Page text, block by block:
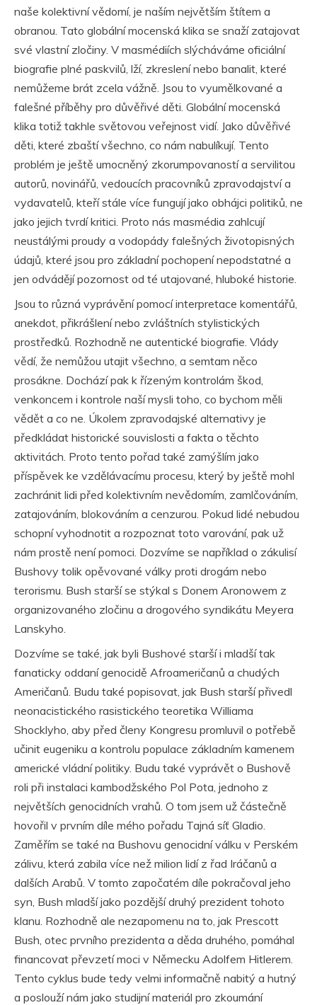
naše kolektivní vědomí, je naším největším štítem a
obranou. Tato globální mocenská klika se snaží zatajovat
své vlastní zločiny. V masmédiích slýcháváme oficiální
biografie plné paskvilů, lží, zkreslení nebo banalit, které
nemůžeme brát zcela vážně. Jsou to vyumělkované a
falešné příběhy pro důvěřivé děti. Globální mocenská
klika totiž takhle světovou veřejnost vidí. Jako důvěřivé
děti, které zbaští všechno, co nám nabulíkují. Tento
problém je ještě umocněný zkorumpovaností a servilitou
autorů, novinářů, vedoucích pracovníků zpravodajství a
vydavatelů, kteří stále více fungují jako obhájci politiků, ne
jako jejich tvrdí kritici. Proto nás masmédia zahlcují
neustálými proudy a vodopády falešných životopisných
údajů, které jsou pro základní pochopení nepodstatné a
jen odvádějí pozornost od té utajované, hluboké historie.
Jsou to různá vyprávění pomocí interpretace komentářů,
anekdot, přikrášlení nebo zvláštních stylistických
prostředků. Rozhodně ne autentické biografie. Vlády
vědí, že nemůžou utajit všechno, a semtam něco
prosákne. Dochází pak k řízeným kontrolám škod,
venkoncem i kontrole naší mysli toho, co bychom měli
vědět a co ne. Úkolem zpravodajské alternativy je
předkládat historické souvislosti a fakta o těchto
aktivitách. Proto tento pořad také zamýšlím jako
příspěvek ke vzdělávacímu procesu, který by ještě mohl
zachránit lidi před kolektivním nevědomím, zamlčováním,
zatajováním, blokováním a cenzurou. Pokud lidé nebudou
schopní vyhodnotit a rozpoznat toto varování, pak už
nám prostě není pomoci. Dozvíme se například o zákulisí
Bushovy tolik opěvované války proti drogám nebo
terorismu. Bush starší se stýkal s Donem Aronowem z
organizovaného zločinu a drogového syndikátu Meyera
Lanskyho.
Dozvíme se také, jak byli Bushové starší i mladší tak
fanaticky oddaní genocidě Afroameričanů a chudých
Američanů. Budu také popisovat, jak Bush starší přivedl
neonacistického rasistického teoretika Williama
Shocklyho, aby před členy Kongresu promluvil o potřebě
učinit eugeniku a kontrolu populace základním kamenem
americké vládní politiky. Budu také vyprávět o Bushově
roli při instalaci kambodžského Pol Pota, jednoho z
největších genocidních vrahů. O tom jsem už částečně
hovořil v prvním díle mého pořadu Tajná síť Gladio.
Zaměřím se také na Bushovu genocidní válku v Perském
zálivu, která zabila více než milion lidí z řad Iráčanů a
dalších Arabů. V tomto započatém díle pokračoval jeho
syn, Bush mladší jako pozdější druhý prezident tohoto
klanu. Rozhodně ale nezapomenu na to, jak Prescott
Bush, otec prvního prezidenta a děda druhého, pomáhal
financovat převzetí moci v Německu Adolfem Hitlerem.
Tento cyklus bude tedy velmi informačně nabitý a hutný
a poslouží nám jako studijní materiál pro zkoumání